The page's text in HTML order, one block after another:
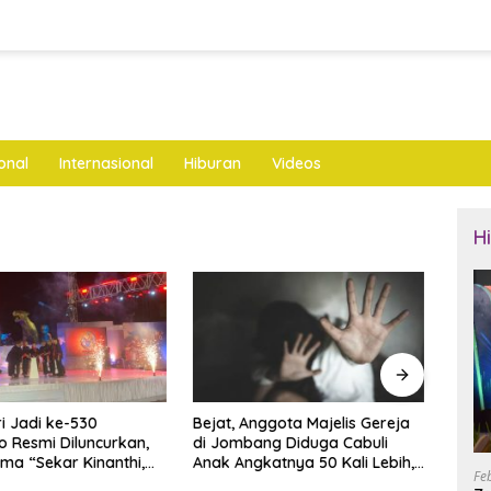
Internasional Hiburan Videos
Majelis Gereja
Diduga Cabuli
50 Kali Lebih,
Mantan Ketua DPRD Ponorogo
Jadi Tersangka Korupsi
Tunjangan Perumahan Dewan